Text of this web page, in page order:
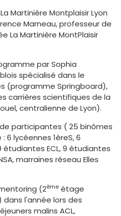
Martinière Montplaisir Lyon
Marneau, professeur de
La Martinière MontPlaisir
par Sophia
spécialisé dans le
(programme Springboard),
carrières scientifiques de la
centralienne de Lyon).
participantes ( 25 binômes
6 lycéennes 1èreS, 6
ECL, 9 étudiantes
marraines réseau Elles
(2ème étage
l'année lors des
malins ACL,